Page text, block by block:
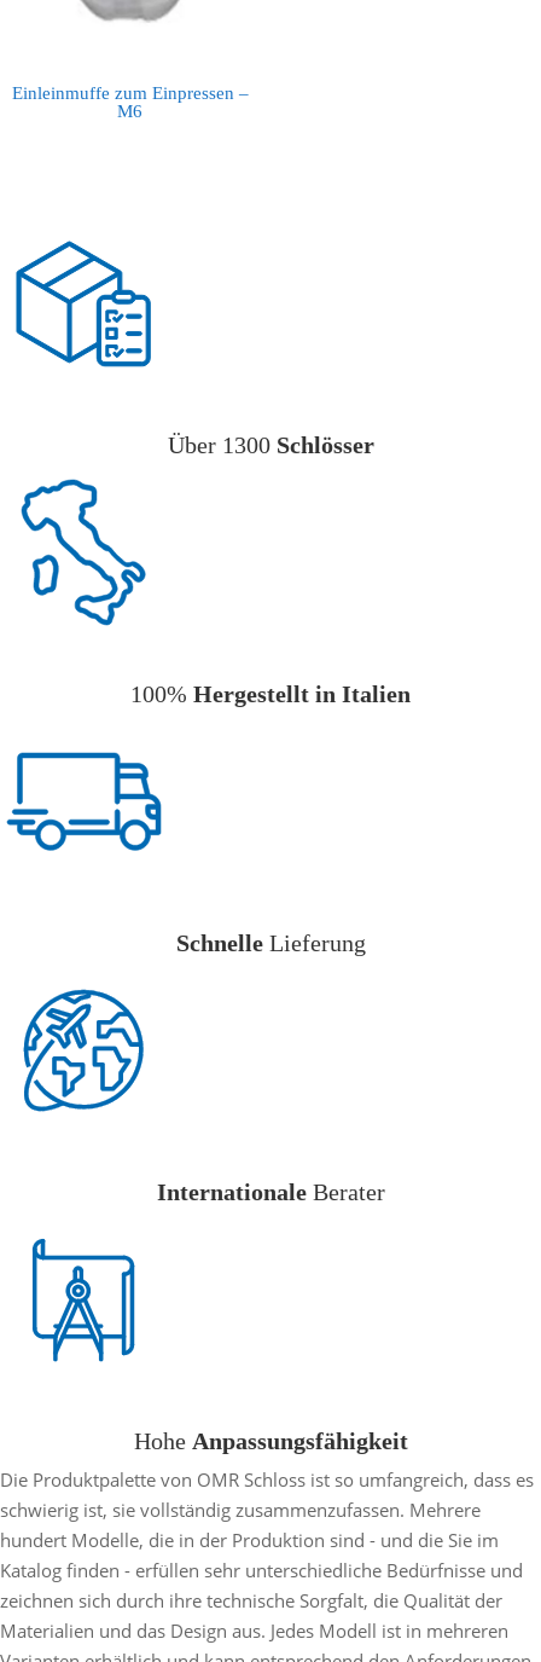
Einleinmuffe zum Einpressen –
M6
Über 1300 Schlösser
100% Hergestellt in Italien
SchnelleLieferung
InternationaleBerater
Hohe Anpassungsfähigkeit
Die Produktpalette von OMR Schloss ist so umfangreich, dass es
schwierig ist, sie vollständig zusammenzufassen. Mehrere
hundert Modelle, die in der Produktion sind - und die Sie im
Katalog finden - erfüllen sehr unterschiedliche Bedürfnisse und
zeichnen sich durch ihre technische Sorgfalt, die Qualität der
Materialien und das Design aus. Jedes Modell ist in mehreren